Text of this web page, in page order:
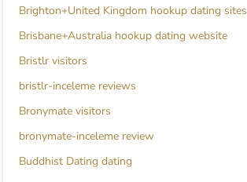
Brighton+United Kingdom hookup dating sites
Brisbane+Australia hookup dating website
Bristlr visitors
bristlr-inceleme reviews
Bronymate visitors
bronymate-inceleme review
Buddhist Dating dating